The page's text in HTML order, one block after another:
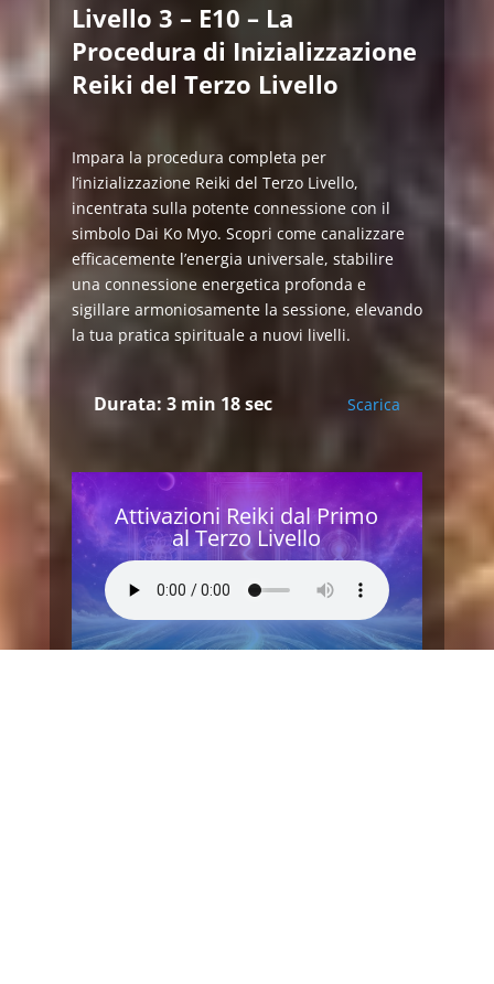
Livello 3 – E10 – La
Procedura di Inizializzazione
Reiki del Terzo Livello
Impara la procedura completa per
l’inizializzazione Reiki del Terzo Livello,
incentrata sulla potente connessione con il
simbolo Dai Ko Myo. Scopri come canalizzare
efficacemente l’energia universale, stabilire
una connessione energetica profonda e
sigillare armoniosamente la sessione, elevando
la tua pratica spirituale a nuovi livelli.
Durata: 3 min 18 sec Scarica
Attivazioni Reiki dal Primo
al Terzo Livello